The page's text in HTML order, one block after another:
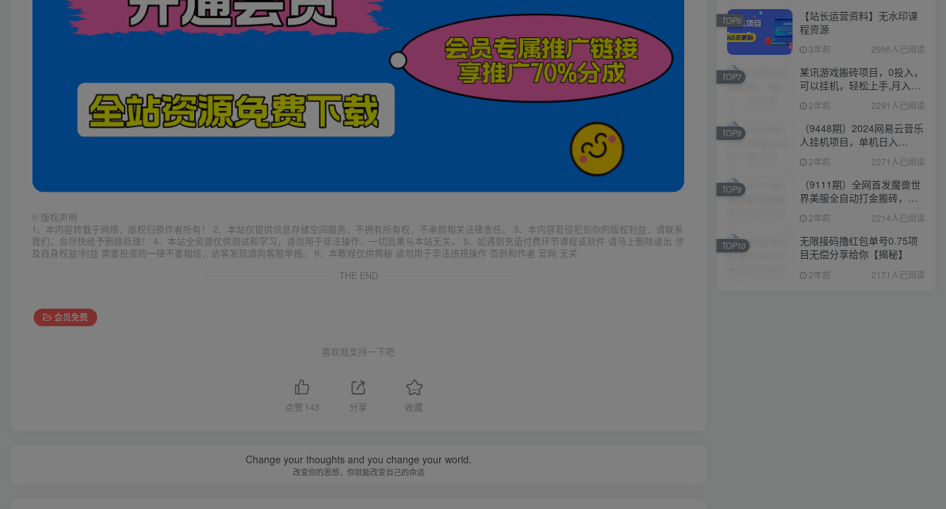
© 版权声明
1、本内容转载于网络，版权归原作者所有！ 2、本站仅提供信息存储空间服务，不拥有所有权，不承担相关法律责任。 3、本内容若侵犯到你的版权利益，请联系
我们，会尽快给予删除处理！ 4、本站全资源仅供测试和学习，请勿用于非法操作，一切后果与本站无关。 5、如遇到充值付费环节课程或软件 请马上删除退出 涉
及自身权益/利益 需要投资的一律不要相信，访客发现请向客服举报。 6、本教程仅供揭秘 请勿用于非法违规操作 否则和作者 官网 无关
THE END
会员免费
喜欢就支持一下吧
点赞 143 分享 收藏
Change your thoughts and you change your world.
改变你的思想，你就能改变自己的命运
【站长运营资料】无水印课
程资源
3年前 2956人已阅读
TOP6
某讯游戏搬砖项目，0投入，
可以挂机，轻松上手,月入
3000+上不封顶
2年前 2291人已阅读
TOP7
（9448期）2024网易云音乐
人挂机项目，单机日入
150+，无脑月入5000+
2年前 2271人已阅读
TOP8
（9111期）全网首发魔兽世
界美服全自动打金搬砖，日
入1000+，简单好操作，保
姆级教学
2年前 2214人已阅读
TOP9
无限接码撸红包单号0.75项
目无偿分享给你【揭秘】
2年前 2171人已阅读
TOP10